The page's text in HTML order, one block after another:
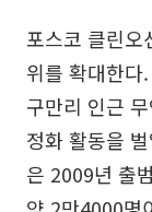
포스코 클린오
위를 확대한다
구만리 인근
정화 활동을
은 2009년 출